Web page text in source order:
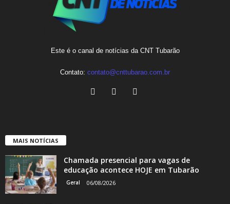
Este é o canal de notícias da CNT Tubarão
Contato: contato@cnttubarao.com.br
MAIS NOTÍCIAS
Chamada presencial para vagas de
educação acontece HOJE em Tubarão
Geral 06/08/2026